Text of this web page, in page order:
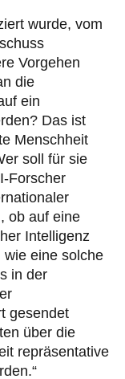
wurde, vom
Vorgehen
die
ein
Das ist
Menschheit
soll für sie
Forscher
ob auf eine
Intelligenz
wie eine solche
in der
gesendet
über die
repräsentative